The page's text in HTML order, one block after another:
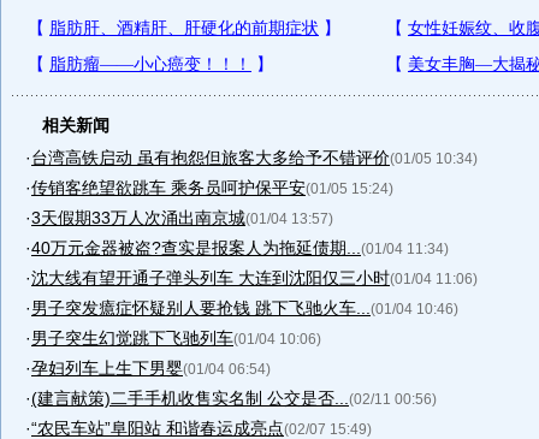
相关新闻
·台湾高铁启动 虽有抱怨但旅客大多给予不错评价(01/05 10:34)
·传销客绝望欲跳车 乘务员呵护保平安(01/05 15:24)
·3天假期33万人次涌出南京城(01/04 13:57)
·40万元金器被盗?查实是报案人为拖延债期... (01/04 11:34)
·沈大线有望开通子弹头列车 大连到沈阳仅三小时(01/04 11:06)
·男子突发癔症怀疑别人要抢钱 跳下飞驰火车... (01/04 10:46)
·男子突生幻觉跳下飞驰列车(01/04 10:06)
·孕妇列车上生下男婴(01/04 06:54)
·(建言献策)二手手机收售实名制 公交是否... (02/11 00:56)
·“农民车站”阜阳站 和谐春运成亮点(02/07 15:49)